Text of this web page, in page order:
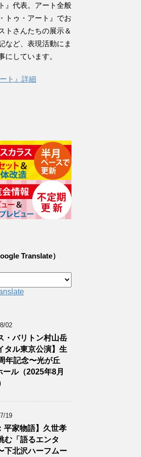
』代表。アート全般
トゥ・アート』でお
トさんたちの展示＆
など、表現活動にま
にしています。
ト』詳細
Translate）
02
・バリトン村山岳
タル東京公演】生
年記念〜光が丘
ール（2025年8月
19
平家物語】久世孝
む「語るエンタ
下北沢ハーフムー